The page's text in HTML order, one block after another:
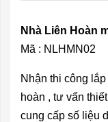
Nhà Liên Hoàn
Mã : NLHMN02
Nhận thi công
hoàn , tư vấn
cung cấp số liệu